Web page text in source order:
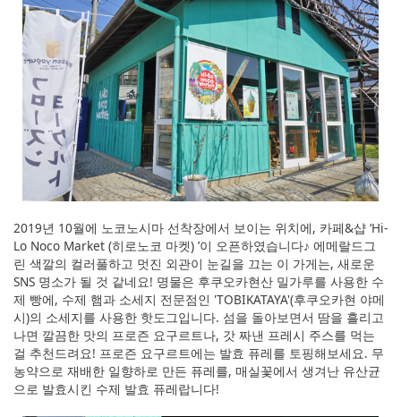
2019년 10월에 노코노시마 선착장에서 보이는 위치에, 카페&샵 ‘Hi-
Lo Noco Market (히로노코 마켓) ’이 오픈하였습니다♪ 에메랄드그
린 색깔의 컬러풀하고 멋진 외관이 눈길을 끄는 이 가게는, 새로운
SNS 명소가 될 것 같네요! 명물은 후쿠오카현산 밀가루를 사용한 수
제 빵에, 수제 햄과 소세지 전문점인 'TOBIKATAYA'(후쿠오카현 야메
시)의 소세지를 사용한 핫도그입니다. 섬을 돌아보면서 땀을 흘리고
나면 깔끔한 맛의 프로즌 요구르트나, 갓 짜낸 프레시 주스를 먹는
걸 추천드려요! 프로즌 요구르트에는 발효 퓨레를 토핑해보세요. 무
농약으로 재배한 일향하로 만든 퓨레를, 매실꽃에서 생겨난 유산균
으로 발효시킨 수제 발효 퓨레랍니다!